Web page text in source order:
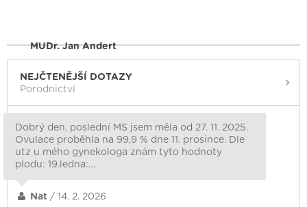
MUDr. Jan Andert
NEJČTENĚJŠÍ DOTAZY
Porodnictví
Dobrý den, poslední MS jsem měla od 27. 11. 2025.
Ovulace proběhla na 99,9 % dne 11. prosince. Dle
utz u mého gynekologa znám tyto hodnoty
plodu: 19.ledna:…
Nat / 14. 2. 2026